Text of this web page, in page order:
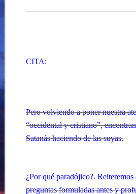
CITA:
Pero volviendo a poner nuestra
“occidental y cristiano”,
Satanás haciendo de las suyas.
¿Por qué paradójico?. Reiteremos
preguntas formuladas antes y